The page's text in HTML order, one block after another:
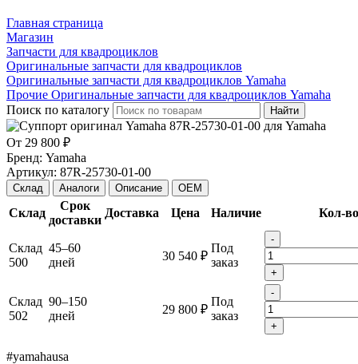
Главная страница
Магазин
Запчасти для квадроциклов
Оригинальные запчасти для квадроциклов
Оригинальные запчасти для квадроциклов Yamaha
Прочие Оригинальные запчасти для квадроциклов Yamaha
Поиск по каталогу
Найти
От 29 800 ₽
Бренд: Yamaha
Артикул: 87R-25730-01-00
Склад Аналоги Описание OEM
Склад
Срок
доставки
Доставка Цена Наличие Кол-во
Склад
500
45–60
дней
30 540 ₽
Под
заказ
-
+
Склад
502
90–150
дней
29 800 ₽
Под
заказ
-
+
#yamahausa